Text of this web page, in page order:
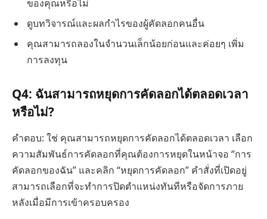
ของคุณหรือไม่
ดูบทวิจารณ์และผลกำไรของผู้คัดลอกคนอื่น
คุณสามารถลองในจำนวนเล็กน้อยก่อนและค่อยๆ เพิ่ม
การลงทุน
Q4: ฉันสามารถหยุดการคัดลอกได้ตลอดเวลา
หรือไม่?
คำตอบ: ใช่ คุณสามารถหยุดการคัดลอกได้ตลอดเวลา เลือก
ความสัมพันธ์การคัดลอกที่คุณต้องการหยุดในหน้าจอ “การ
คัดลอกของฉัน” และคลิก “หยุดการคัดลอก” คำสั่งที่เปิดอยู่
สามารถเลือกที่จะทำการปิดตำแหน่งทันทีหรือจัดการภาย
หลังเมื่อมีการเข้าครอบครอง